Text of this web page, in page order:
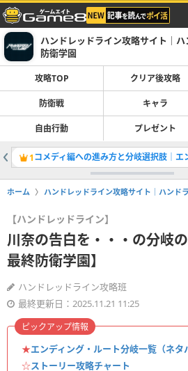
ハンドレッドライン攻略サイト｜ハ
防衛学園
攻略TOP クリア後攻略
防衛戦 キャラ
自由行動 プレゼント
1
ホーム ハンドレッドライン攻略サイト｜ハンド
【ハンドレッドライン】
川奈の告白を・・・の分岐
最終防衛学園】
ハンドレッドライン攻略班
最終更新日：2025.11.21 11:25
★エンディング・ルート分岐一覧（ネタ
☆ストーリー攻略チャート
ピックアップ情報